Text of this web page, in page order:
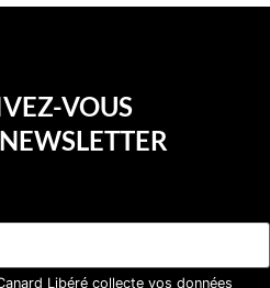
VOUS
Libéré collecte vos données